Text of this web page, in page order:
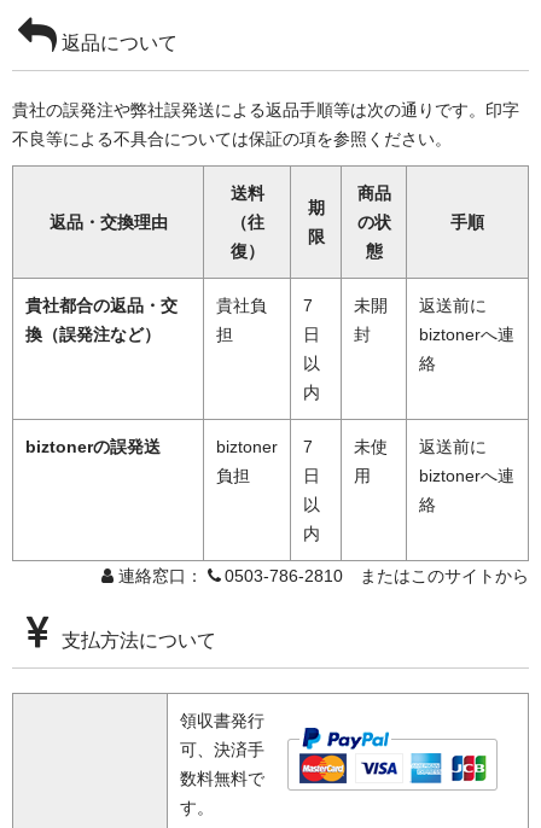
返品について
貴社の誤発注や弊社誤発送による返品手順等は次の通りです。印字
不良等による不具合については保証の項を参照ください。
返品・交換理由
送料
（往
復）
期
限
商品
の状
態
手順
貴社都合の返品・交
換（誤発注など）
貴社負
担
7
日
以
内
未開
封
返送前に
biztonerへ連
絡
biztonerの誤発送
biztoner
負担
7
日
以
内
未使
用
返送前に
biztonerへ連
絡
連絡窓口： 0503-786-2810 またはこのサイトから
支払方法について
領収書発行
可、決済手
数料無料で
す。